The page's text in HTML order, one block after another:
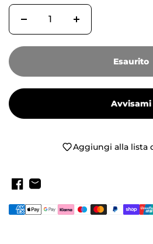
Esaurito
Avvisami
Aggiungi alla lista